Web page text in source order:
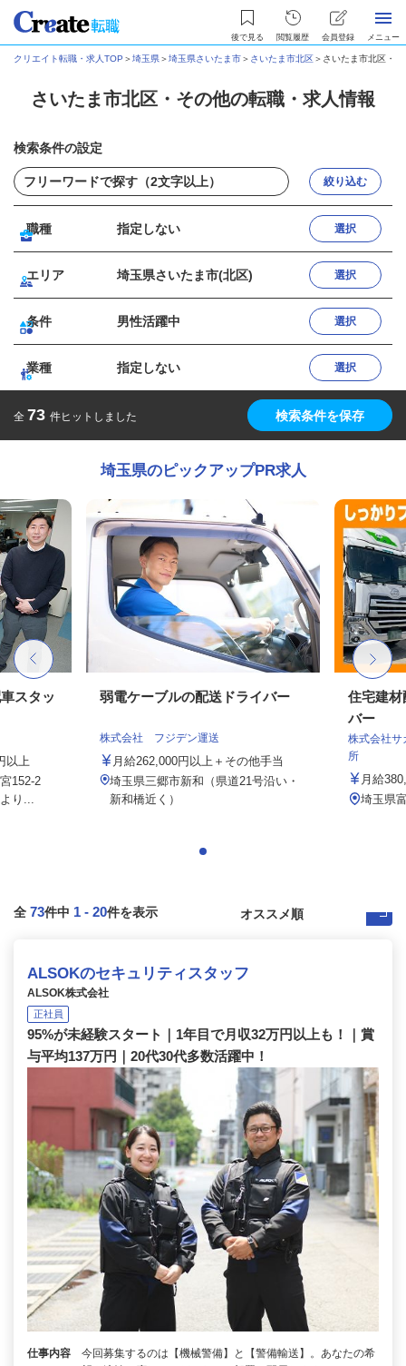
後で見る 閲覧履歴 会員登録 メニュー
クリエイト転職・求人TOP ＞埼玉県＞埼玉県さいたま市＞ さいたま市北区＞ さいたま市北区・
さいたま市北区・その他の転職・求人情報
検索条件の設定
絞り込む
職種 指定しない 選択
エリア 埼玉県さいたま市(北区) 選択
条件 男性活躍中 選択
業種 指定しない 選択
全 73 件ヒットしました 検索条件を保存
埼玉県のピックアップPR求人
スタッ
以上
152-2
り...
弱電ケーブルの配送ドライバー
株式会社 フジデン運送
月給262,000円以上＋その他手当
埼玉県三郷市新和（県道21号沿い・
新和橋近く）
住宅建
バー
株式会社
所
月給
埼玉県
全 73件中 1 - 20件を表示
ALSOKのセキュリティスタッフ
ALSOK株式会社
正社員
95%が未経験スタート｜1年目で月収32万円以上も！｜賞
与平均137万円｜20代30代多数活躍中！
仕事内容
今回募集するのは【機械警備】と【警備輸送】。あなたの希